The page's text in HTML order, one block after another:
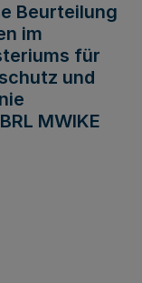
Beurteilung
im
für
und
MWIKE